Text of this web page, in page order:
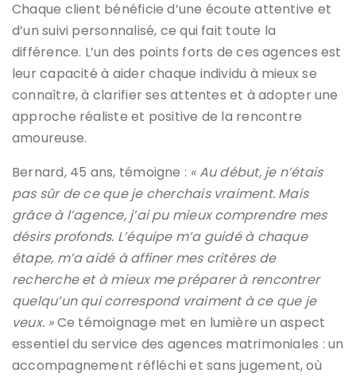
Chaque client bénéficie d’une écoute attentive et
d’un suivi personnalisé, ce qui fait toute la
différence. L’un des points forts de ces agences est
leur capacité à aider chaque individu à mieux se
connaître, à clarifier ses attentes et à adopter une
approche réaliste et positive de la rencontre
amoureuse.
Bernard, 45 ans, témoigne : « Au début, je n’étais
pas sûr de ce que je cherchais vraiment. Mais
grâce à l’agence, j’ai pu mieux comprendre mes
désirs profonds. L’équipe m’a guidé à chaque
étape, m’a aidé à affiner mes critères de
recherche et à mieux me préparer à rencontrer
quelqu’un qui correspond vraiment à ce que je
veux. »Ce témoignage met en lumière un aspect
essentiel du service des agences matrimoniales : un
accompagnement réfléchi et sans jugement, où